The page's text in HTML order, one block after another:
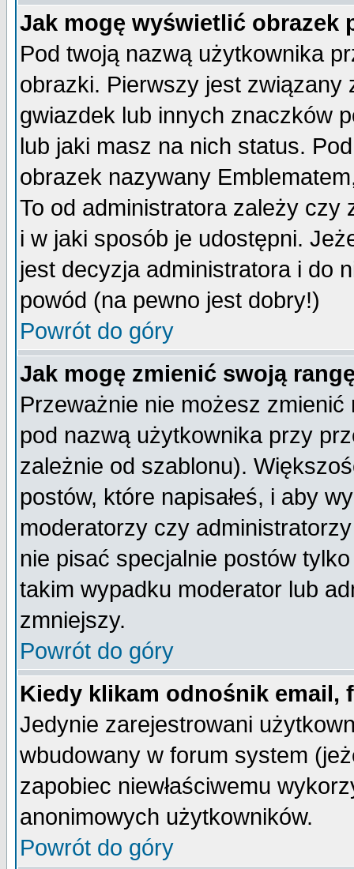
Jak mogę wyświetlić obrazek
Pod twoją nazwą użytkownika
obrazki. Pierwszy jest
gwiazdek lub innych znaczków
lub jaki masz na nich status.
obrazek nazywany
To od administratora zależy czy
i w jaki sposób je udostępni.
jest decyzja administratora i do
powód (na pewno jest dobry!)
Powrót do góry
Jak mogę zmienić swoją
Przeważnie nie możesz
pod nazwą użytkownika przy
zależnie od szablonu).
postów, które napisałeś, i aby
moderatorzy czy
nie pisać specjalnie postów
takim wypadku moderator lub
zmniejszy.
Powrót do góry
Kiedy klikam odnośnik email,
Jedynie zarejestrowani
wbudowany w forum system
zapobiec niewłaściwemu
anonimowych użytkowników.
Powrót do góry